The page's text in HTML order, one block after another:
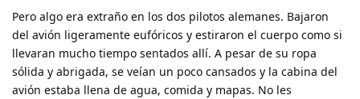
Pero algo era extraño en los dos pilotos alemanes. Bajaron
del avión ligeramente eufóricos y estiraron el cuerpo como si
llevaran mucho tiempo sentados allí. A pesar de su ropa
sólida y abrigada, se veían un poco cansados ​​y la cabina del
avión estaba llena de agua, comida y mapas. No les